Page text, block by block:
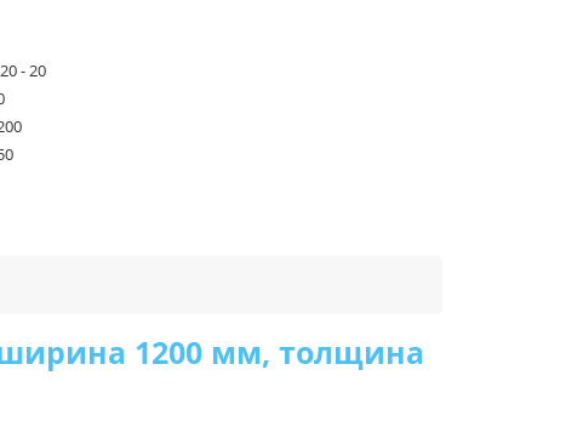
- 20
ширина 1200 мм, толщина